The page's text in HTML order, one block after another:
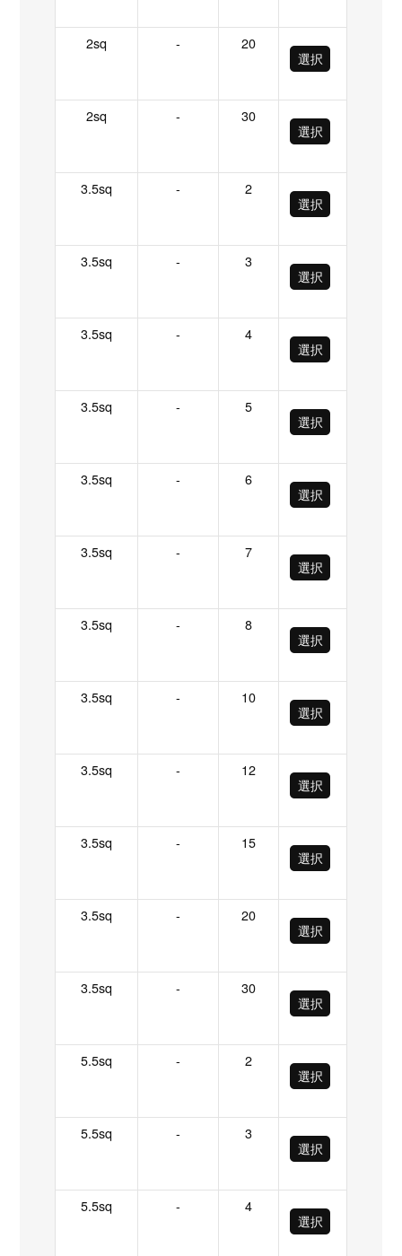
2sq -
20
選択
2sq -
30
選択
3.5sq -
2
選択
3.5sq -
3
選択
3.5sq -
4
選択
3.5sq -
5
選択
3.5sq -
6
選択
3.5sq -
7
選択
3.5sq -
8
選択
3.5sq -
10
選択
3.5sq -
12
選択
3.5sq -
15
選択
3.5sq -
20
選択
3.5sq -
30
選択
5.5sq -
2
選択
5.5sq -
3
選択
5.5sq -
4
選択